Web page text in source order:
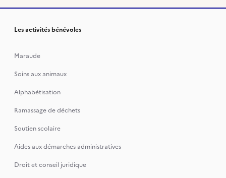
Les activités bénévoles
Maraude
Soins aux animaux
Alphabétisation
Ramassage de déchets
Soutien scolaire
Aides aux démarches administratives
Droit et conseil juridique